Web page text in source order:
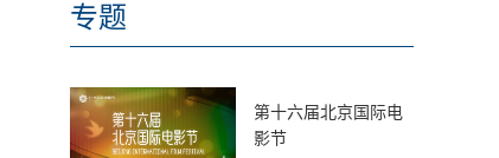
专题
第十六届北京国际电
影节